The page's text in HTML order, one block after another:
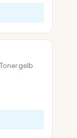
gelb